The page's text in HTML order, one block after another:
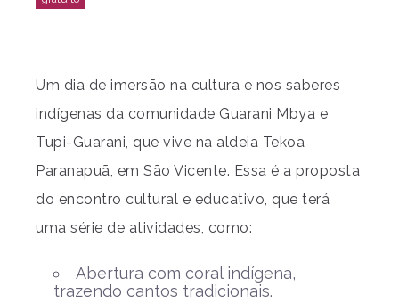
Um dia de imersão na cultura e nos saberes
indígenas da comunidade Guarani Mbya e
Tupi-Guarani, que vive na aldeia Tekoa
Paranapuã, em São Vicente. Essa é a proposta
do encontro cultural e educativo, que terá
uma série de atividades, como:
Abertura com coral indígena,
trazendo cantos tradicionais.